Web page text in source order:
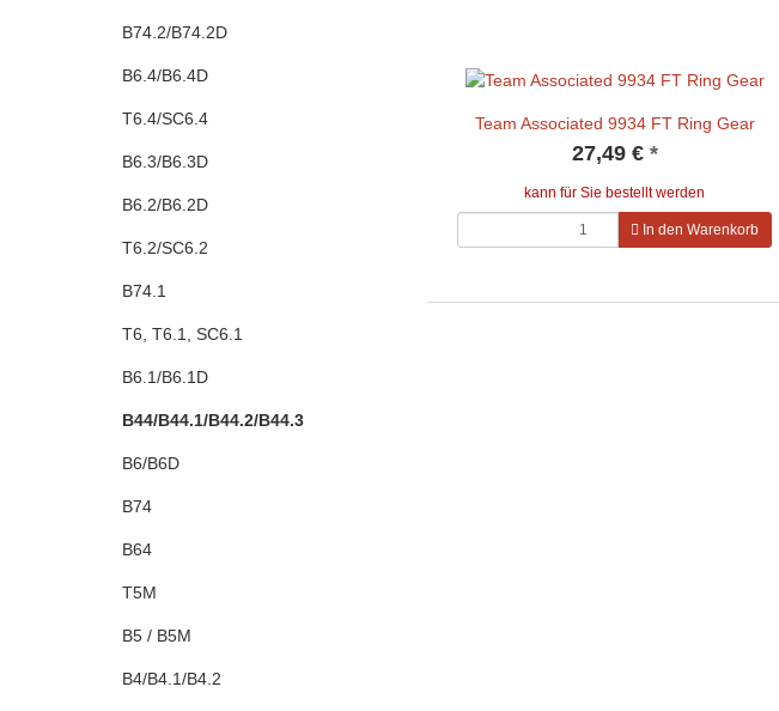
Team Associated 9934 FT Ring Gear
27,49 € *
kann für Sie bestellt werden
In den Warenkorb
B74.2/B74.2D
B6.4/B6.4D
T6.4/SC6.4
B6.3/B6.3D
B6.2/B6.2D
T6.2/SC6.2
B74.1
T6, T6.1, SC6.1
B6.1/B6.1D
B44/B44.1/B44.2/B44.3
B6/B6D
B74
B64
T5M
B5 / B5M
B4/B4.1/B4.2